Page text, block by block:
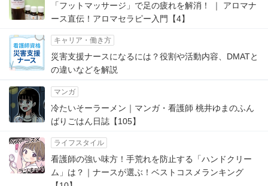
「フットマッサージ」で足の疲れを解消！ ｜ アロマナ
ース直伝！アロマセラピー入門【4】
キャリア・働き方
災害支援ナースになるには？役割や活動内容、DMATと
の違いなどを解説
マンガ
冷たいそーラーメン｜マンガ・看護師 桃井ゆまのふん
ばりごはん日誌【105】
ライフスタイル
看護師の強い味方！手荒れを防止する「ハンドクリー
ム」は？｜ナースが選ぶ！ベストコスメランキング